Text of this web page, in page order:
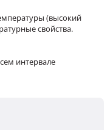
(высокий
свойства.
интервале